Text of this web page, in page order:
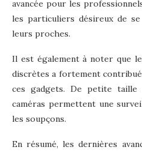
avancée pour les
les particuliers désireux de
leurs proches.
Il est également à noter que
discrètes a fortement
ces gadgets. De petite taille
caméras permettent une
les soupçons.
En résumé, les dernières